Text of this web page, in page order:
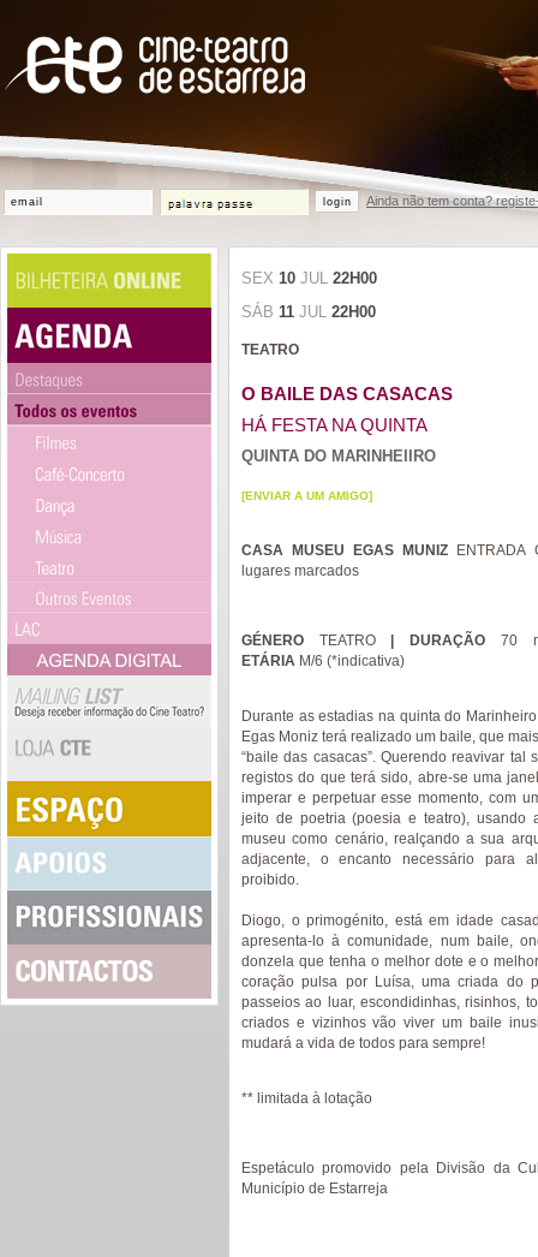
login Ainda não tem conta?
SEX 10 JUL 22H00
SÁB 11 JUL 22H00
TEATRO
O BAILE DAS CASACAS
HÁ FESTA NA QUINTA
QUINTA DO MARINHEIIRO
[ENVIAR A UM AMIGO]
CASA MUSEU EGAS MUNIZ ENTRADA
lugares marcados
GÉNERO TEATRO | DURAÇÃO 70
ETÁRIA M/6 (*indicativa)
Durante as estadias na quinta do
Egas Moniz terá realizado um baile, que
“baile das casacas”. Querendo reavivar tal
registos do que terá sido, abre-se uma
imperar e perpetuar esse momento, com
jeito de poetria (poesia e teatro), usando
museu como cenário, realçando a sua
adjacente, o encanto necessário para
proibido.
Diogo, o primogénito, está em idade
apresenta-lo à comunidade, num baile,
donzela que tenha o melhor dote e o
coração pulsa por Luísa, uma criada do
passeios ao luar, escondidinhas, risinhos,
criados e vizinhos vão viver um baile
mudará a vida de todos para sempre!
** limitada à lotação
Espetáculo promovido pela Divisão da
Município de Estarreja